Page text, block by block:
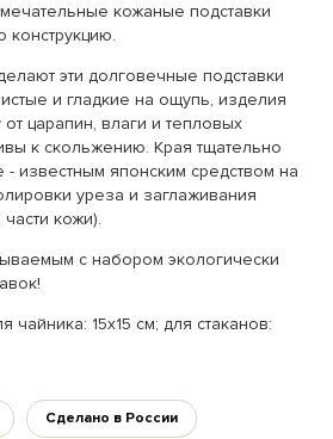
кожаные подставки
эти долговечные подставки
и гладкие на ощупь, изделия
царапин, влаги и тепловых
к скольжению. Края тщательно
известным японским средством на
уреза и заглаживания
кожи).
с набором экологически
чайника: 15х15 см; для стаканов:
Сделано в России